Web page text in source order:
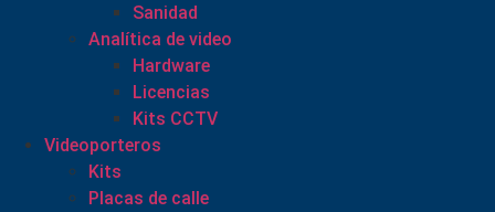
Sanidad
Analítica de video
Hardware
Licencias
Kits CCTV
Videoporteros
Kits
Placas de calle